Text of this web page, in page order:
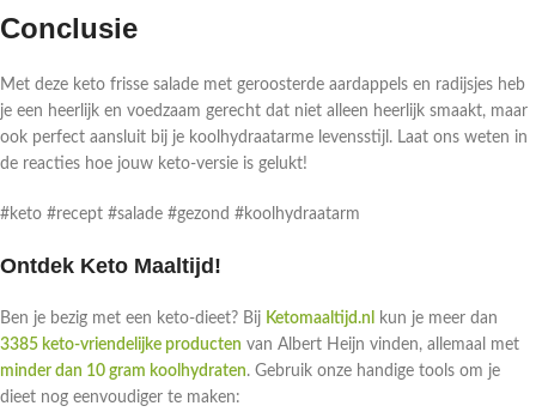
Conclusie
Met deze keto frisse salade met geroosterde aardappels en radijsjes heb
je een heerlijk en voedzaam gerecht dat niet alleen heerlijk smaakt, maar
ook perfect aansluit bij je koolhydraatarme levensstijl. Laat ons weten in
de reacties hoe jouw keto-versie is gelukt!
#keto #recept #salade #gezond #koolhydraatarm
Ontdek Keto Maaltijd!
Ben je bezig met een keto-dieet? Bij Ketomaaltijd.nl
kun je meer dan
3385 keto-vriendelijke producten van Albert Heijn vinden, allemaal met
minder dan 10 gram koolhydraten. Gebruik onze handige tools om je
dieet nog eenvoudiger te maken: